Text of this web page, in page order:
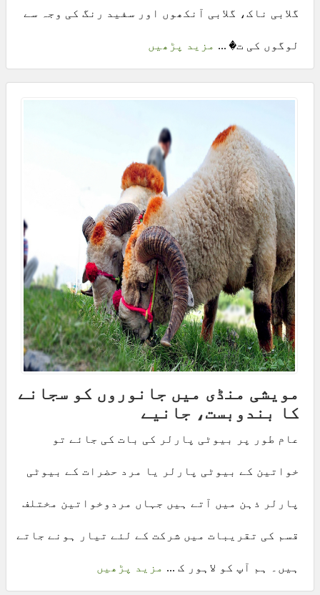
گلابی ناک، گلابی آنکھوں اور سفید رنگ کی وجہ سے
لوگوں کی ت� ... مزید پڑھیں
مویشی منڈی میں جانوروں کو سجانے
کا بندوبست، جانیے
عام طور پر بیوٹی پارلر کی بات کی جائے تو
خواتین کے بیوٹی پارلر یا مرد حضرات کے بیوٹی
پارلر ذہن میں آتے ہیں جہاں مردوخواتین مختلف
قسم کی تقریبات میں شرکت کے لئے تیار ہونے جاتے
ہیں۔ ہم آپ کو لاہور ک ... مزید پڑھیں